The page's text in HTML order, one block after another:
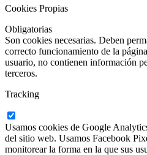
Cookies Propias
Obligatorias
Son cookies necesarias. Deben
correcto funcionamiento de la
usuario, no contienen información
terceros.
Tracking
Usamos cookies de Google
del sitio web. Usamos Facebook
monitorear la forma en la que sus